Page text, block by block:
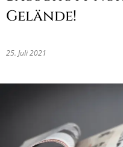
Gelände!
25. Juli 2021